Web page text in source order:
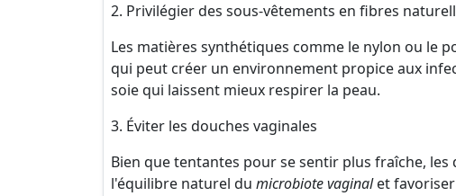
2. Privilégier des sous-vêtements en fibres
Les matières synthétiques comme le nylon ou le
qui peut créer un environnement propice aux
soie qui laissent mieux respirer la peau.
3. Éviter les douches vaginales
Bien que tentantes pour se sentir plus fraîche,
l'équilibre naturel du microbiote vaginalet favoriser